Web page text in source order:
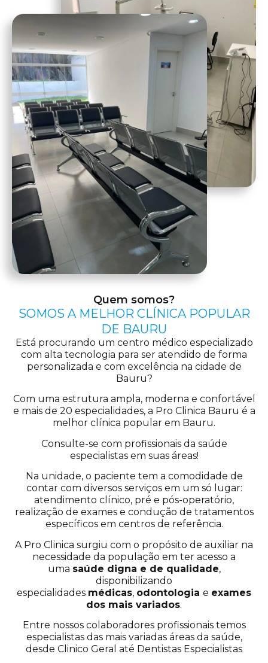
Quem somos?
SOMOS A MELHOR CLÍNICA POPULAR
DE BAURU
Está procurando um centro médico especializado
com alta tecnologia para ser atendido de forma
personalizada e com excelência na cidade de
Bauru?
Com uma estrutura ampla, moderna e confortável
e mais de 20 especialidades, a Pro Clinica Bauru é a
melhor clínica popular em Bauru.
Consulte-se com profissionais da saúde
especialistas em suas áreas!
Na unidade, o paciente tem a comodidade de
contar com diversos serviços em um só lugar:
atendimento clínico, pré e pós-operatório,
realização de exames e condução de tratamentos
específicos em centros de referência.
A Pro Clinica surgiu com o propósito de auxiliar na
necessidade da população em ter acesso a
uma saúde digna e de qualidade,
disponibilizando
especialidades médicas, odontologia e exames
dos mais variados.
Entre nossos colaboradores profissionais temos
especialistas das mais variadas áreas da saúde,
desde Clinico Geral até Dentistas Especialistas